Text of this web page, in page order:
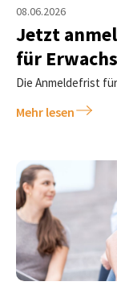
08.06.2026
Jetzt
für
Die Anmeldefrist
Mehr lesen